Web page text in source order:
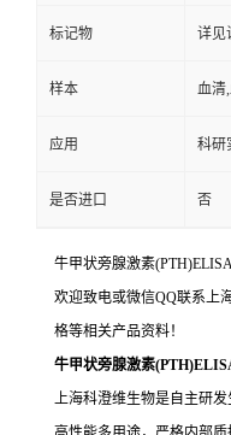
标记物 详见
样本 血清
应用 科研
是否进口 否
牛甲状旁腺激素
欢迎致电或微信QQ联系上
格等相关产品资料！
牛甲状旁腺激素
上海科澄维生物是自主研